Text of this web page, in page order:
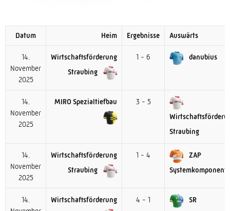
Datum Heim Ergebnisse Auswärts
14.
November
2025
Wirtschaftsförderung
Straubing
1 - 6 danubius
14.
November
2025
MIRO Spezialtiefbau
3 - 5
Straubing
14.
November
2025
Wirtschaftsförderung
Straubing
1 - 4
ZAP
14.
Wirtschaftsförderung
4 - 1
SR